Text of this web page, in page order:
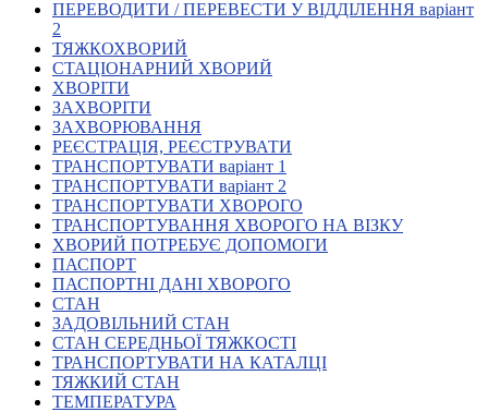
Офіційна інформація
Про УТОГ
Керівництво УТОГ
Громадські ради УТОГ ⩺
Всеукраїнська Рада голів обласних
організацій УТОГ
Всеукраїнська Рада ветеранів УТОГ
Всеукраїнська Рада перекладачів жестової
мови УТОГ
Всеукраїнська Рада директорів УТОГ
Молодіжні лідери УТОГ
Ветерани УТОГ
Мережа УТОГ
Підприємства УТОГ
Рекорди УТОГ
Видання УТОГ
Звіти
ПЕРЕВОДИТИ / ПЕРЕВЕСТИ У ВІДДІЛЕННЯ варіант
2
ТЯЖКОХВОРИЙ
СТАЦІОНАРНИЙ ХВОРИЙ
ХВОРІТИ
ЗАХВОРІТИ
ЗАХВОРЮВАННЯ
РЕЄСТРАЦІЯ, РЕЄСТРУВАТИ
ТРАНСПОРТУВАТИ варіант 1
ТРАНСПОРТУВАТИ варіант 2
ТРАНСПОРТУВАТИ ХВОРОГО
ТРАНСПОРТУВАННЯ ХВОРОГО НА ВІЗКУ
ХВОРИЙ ПОТРЕБУЄ ДОПОМОГИ
ПАСПОРТ
ПАСПОРТНІ ДАНІ ХВОРОГО
СТАН
ЗАДОВІЛЬНИЙ СТАН
СТАН СЕРЕДНЬОЇ ТЯЖКОСТІ
ТРАНСПОРТУВАТИ НА КАТАЛЦІ
ТЯЖКИЙ СТАН
ТЕМПЕРАТУРА